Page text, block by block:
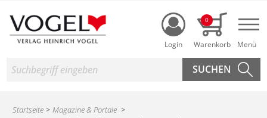
Login
0
Suche
Startseite
Magazine & Portale